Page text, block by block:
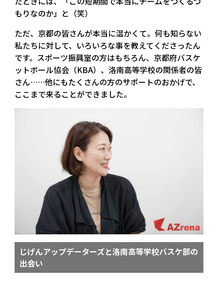
もりなのか」と（笑）
ただ、京都の皆さんが本当に温かくて。何も知らない
私たちに対して、いろいろな事を教えてくださったん
です。スポーツ振興室の方はもちろん、京都府バスケ
ットボール協会（KBA）、洛南高等学校の関係者の皆
さん……他にもたくさんの方のサポートのおかげで、
ここまで来ることができました。
じげんアップデーターズと洛南高等学校バスケ部の
出会い